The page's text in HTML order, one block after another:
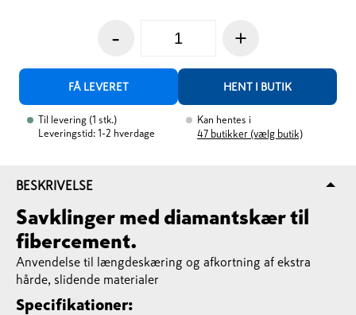
- +
FÅ LEVERET HENT I BUTIK
Til levering (1 stk.)
Leveringstid: 1-2 hverdage
Kan hentes i
47 butikker (vælg butik)
BESKRIVELSE
Savklinger med diamantskær til
fibercement.
Anvendelse til længdeskæring og afkortning af ekstra
hårde, slidende materialer
Specifikationer: